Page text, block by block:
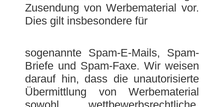
Zusendung von Werbematerial vor.
Dies gilt insbesondere für
sogenannte Spam-E-Mails, Spam-
Briefe und Spam-Faxe. Wir weisen
darauf hin, dass die unautorisierte
Übermittlung von Werbematerial